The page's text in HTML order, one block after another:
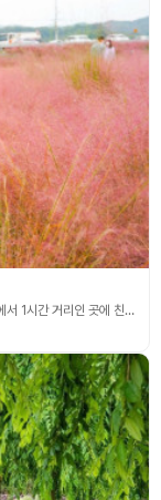
유구천의 시원한 바람을 느낄 수 있는 데이트 명소이다. 수도권에서 1시간 거리인 곳에 친구 또는 가족과 함께 와서 일상의 지루함을 벗어나 잠시 쉬어갈 수 있는 공간이다. 핑크뮬리와 함께 코키아를 보며 어린이들과 자연을 느낄 수 있는 가족 친화적인 장소다. 찰랑거리는 가을바람과 팔랑거리는 핑크뮬리에 근심 걱정을 실어 보낼 힐링 장소로 유명하다.